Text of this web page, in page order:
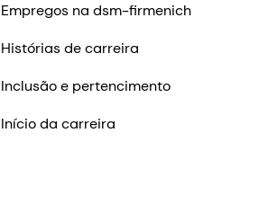
Empregos na dsm-firmenich
Histórias de carreira
Inclusão e pertencimento
Início da carreira